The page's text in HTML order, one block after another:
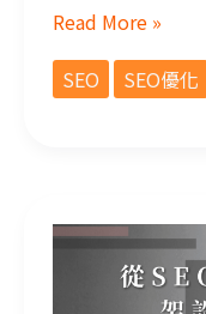
Read More »
SEO
SEO優化
從SEO開始架設網站，快把架設網站列入代辦事項！